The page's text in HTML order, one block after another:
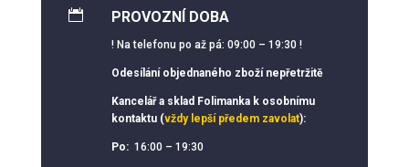
 PROVOZNÍ DOBA
! Na telefonu po až pá: 09:00 – 19:30 !
Odesílání objednaného zboží nepřetržitě
Kancelář a sklad Folimanka k osobnímu
kontaktu (vždy lepší předem zavolat):
Po: 16:00 – 19:30